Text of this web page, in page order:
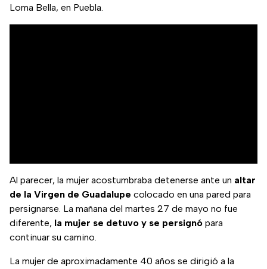
Loma Bella, en Puebla.
Al parecer, la mujer acostumbraba detenerse ante un altar
de la Virgen de Guadalupe colocado en una pared para
persignarse. La mañana del martes 27 de mayo no fue
diferente, la mujer se detuvo y se persignó para
continuar su camino.
La mujer de aproximadamente 40 años se dirigió a la